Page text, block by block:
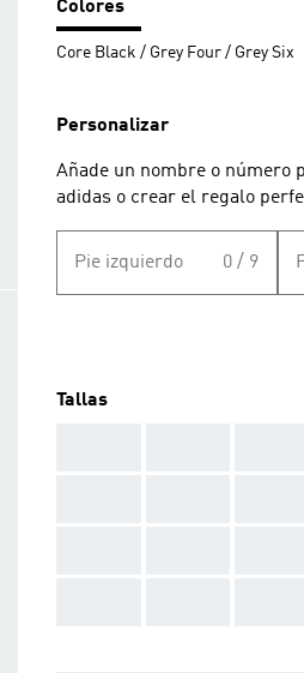
Colores
Core Black / Grey Four / Grey Six
Personalizar
Añade un nombre o número
adidas o crear el regalo
Pie izquierdo 0 / 9
Tallas